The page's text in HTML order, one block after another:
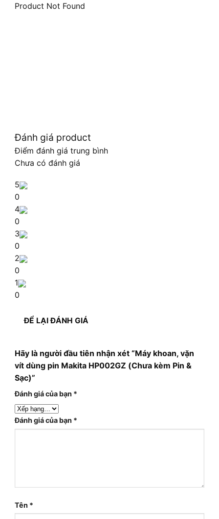
Product Not Found
Đánh giá product
Điểm đánh giá trung bình
Chưa có đánh giá
5
0
4
0
3
0
2
0
1
0
ĐỂ LẠI ĐÁNH GIÁ
Hãy là người đầu tiên nhận xét “Máy khoan, vặn
vít dùng pin Makita HP002GZ (Chưa kèm Pin &
Sạc)”
Đánh giá của bạn *
Đánh giá của bạn *
Tên *